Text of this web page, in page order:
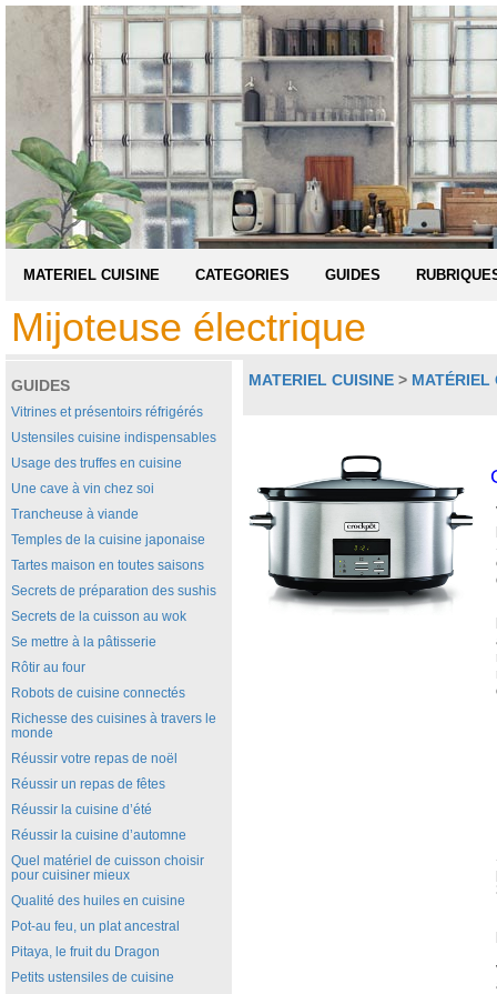
MATERIEL CUISINE CATEGORIES GUIDES
Mijoteuse électrique
GUIDES
Vitrines et présentoirs réfrigérés
Ustensiles cuisine indispensables
Usage des truffes en cuisine
Une cave à vin chez soi
Trancheuse à viande
Temples de la cuisine japonaise
Tartes maison en toutes saisons
Secrets de préparation des sushis
Secrets de la cuisson au wok
Se mettre à la pâtisserie
Rôtir au four
Robots de cuisine connectés
Richesse des cuisines à travers le
monde
Réussir votre repas de noël
Réussir un repas de fêtes
Réussir la cuisine d’été
Réussir la cuisine d’automne
Quel matériel de cuisson choisir
pour cuisiner mieux
Qualité des huiles en cuisine
Pot-au feu, un plat ancestral
Pitaya, le fruit du Dragon
Petits ustensiles de cuisine
MATERIEL CUISINE> MATÉRIEL